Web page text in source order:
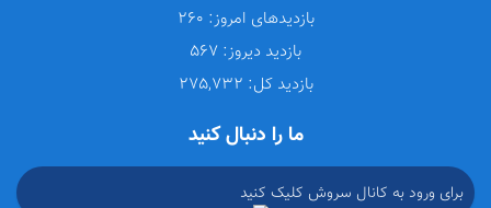
بازدیدهای امروز:
بازدید دیروز:
بازدید کل:
ما را دنبال کنید
برای ورود به کانال سروش کلیک کنید